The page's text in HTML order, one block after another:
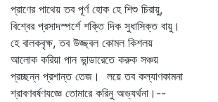
প্রাণের পাথেয় তব পূর্ণ হোক হে শিশু চিরায়ু,
বিশ্বের প্রসাদস্পর্শে শক্তি দিক সুধাসিক্ত বায়ু।
হে বালকবৃক্ষ, তব উজ্জ্বল কোমল কিশলয়
আলোক করিয়া পান ভান্ডারেতে করুক সঞ্চয়
প্রচ্ছন্ন প্রশান্ত তেজ। লয়ে তব কল্যাণকামনা
শ্রাবণবর্ষণযজ্ঞে তোমারে করিনু অভ্যর্থনা।--